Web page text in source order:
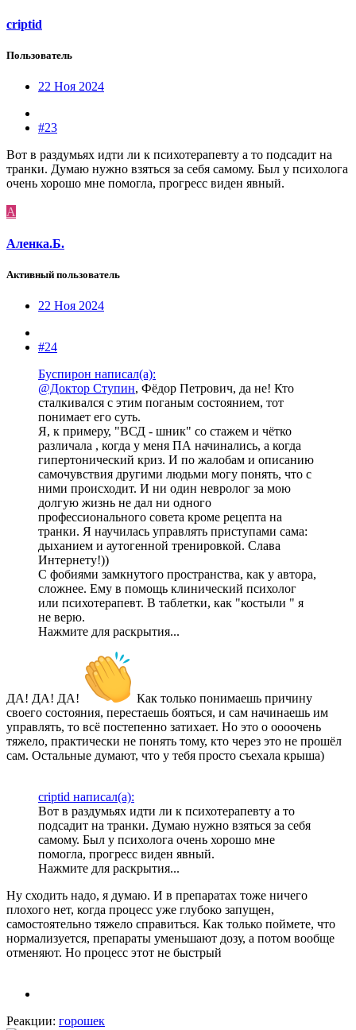
criptid
Пользователь
22 Ноя 2024
#23
Вот в раздумьях идти ли к психотерапевту а то подсадит на
транки. Думаю нужно взяться за себя самому. Был у психолога
очень хорошо мне помогла, прогресс виден явный.
А
Аленка.Б.
Активный пользователь
22 Ноя 2024
#24
Буспирон написал(а):
@Доктор Ступин, Фёдор Петрович, да не! Кто
сталкивался с этим поганым состоянием, тот
понимает его суть.
Я, к примеру, "ВСД - шник" со стажем и чётко
различала , когда у меня ПА начинались, а когда
гипертонический криз. И по жалобам и описанию
самочувствия другими людьми могу понять, что с
ними происходит. И ни один невролог за мою
долгую жизнь не дал ни одного
профессионального совета кроме рецепта на
транки. Я научилась управлять приступами сама:
дыханием и аутогенной тренировкой. Слава
Интернету!))
С фобиями замкнутого пространства, как у автора,
сложнее. Ему в помощь клинический психолог
или психотерапевт. В таблетки, как "костыли " я
не верю.
Нажмите для раскрытия...
ДА! ДА! ДА!
Как только понимаешь причину
своего состояния, перестаешь бояться, и сам начинаешь им
управлять, то всё постепенно затихает. Но это о оооочень
тяжело, практически не понять тому, кто через это не прошёл
сам. Остальные думают, что у тебя просто съехала крыша)
criptid написал(а):
Вот в раздумьях идти ли к психотерапевту а то
подсадит на транки. Думаю нужно взяться за себя
самому. Был у психолога очень хорошо мне
помогла, прогресс виден явный.
Нажмите для раскрытия...
Ну сходить надо, я думаю. И в препаратах тоже ничего
плохого нет, когда процесс уже глубоко запущен,
самостоятельно тяжело справиться. Как только поймете, что
нормализуется, препараты уменьшают дозу, а потом вообще
отменяют. Но процесс этот не быстрый
Реакции: горошек